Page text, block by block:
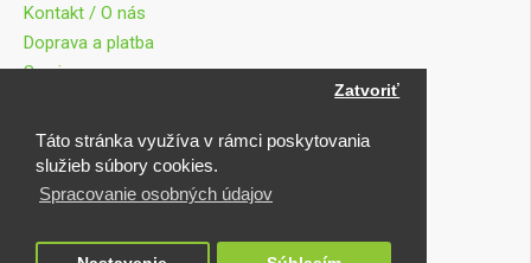
Táto stránka využíva v rámci poskytovania
služieb súbory cookies.
Spracovanie osobných údajov
Zatvoriť
Kontakt / O nás
Doprava a platba
Servis
Obchodné podmienky
Reklamácie
Odstúpenie od zmluvy
Môj účet